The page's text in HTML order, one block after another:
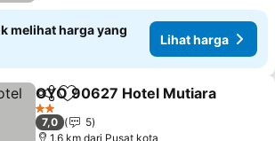
melihat harga yang
Lihat harga
BagikanTambahkan ke favorit
OYO 90627 Hotel Mutiara
2 Bintang
7,0
5
1.6 km dari Pusat kota